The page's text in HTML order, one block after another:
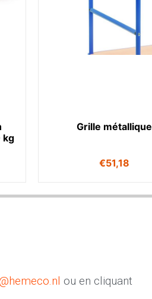
kg
Grille métallique
€51,18
ou en cliquant